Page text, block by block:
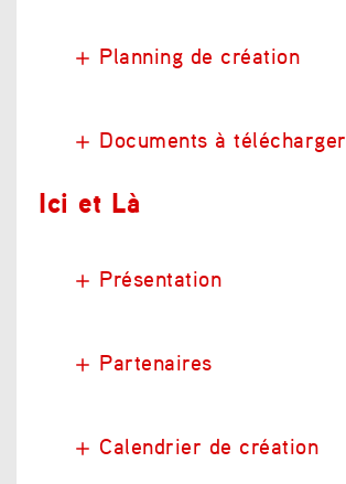
Planning de création
Documents à télécharger
Ici et Là
Présentation
Partenaires
Calendrier de création